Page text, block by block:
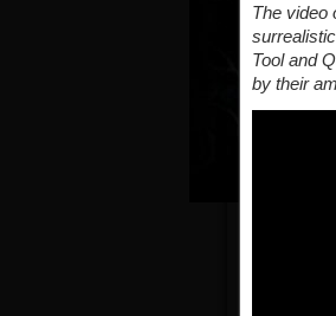
The video
Tool and
by their